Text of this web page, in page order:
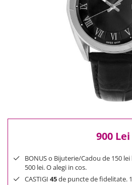
Cele mai vandute
900 Lei
BONUS o Bijuterie/Cadou de 150
500 lei. O alegi in cos.
CASTIGI 45de puncte de fidelitate.